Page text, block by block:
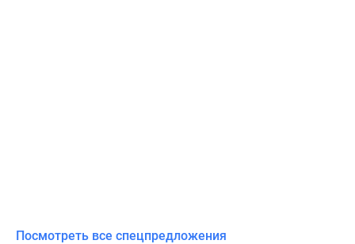
Посмотреть все спецпредложения